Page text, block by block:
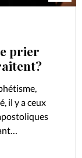
prier
il y a ceux